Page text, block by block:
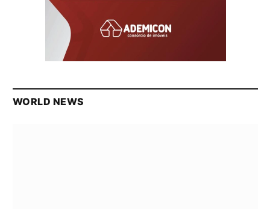
WORLD NEWS